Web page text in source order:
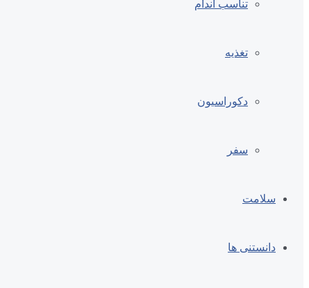
تناسب اندام
تغذیه
دکوراسیون
سفر
سلامت
دانستنی ها